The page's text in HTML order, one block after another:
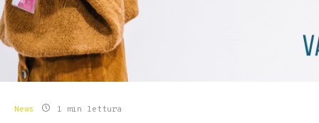
News 1 min lettura